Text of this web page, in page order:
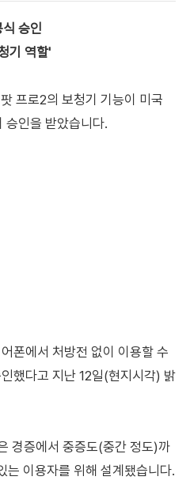
승인
기 역할'
프로2의 보청기 기능이 미국
인을 받았습니다.
폰에서 처방전 없이 이용할 수
했다고 지난 12일(현지시각) 밝
경증에서 중증도(중간 정도)까
는 이용자를 위해 설계됐습니다.